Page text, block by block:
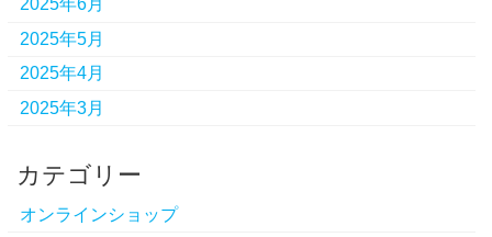
2025年6月
2025年5月
2025年4月
2025年3月
カテゴリー
オンラインショップ